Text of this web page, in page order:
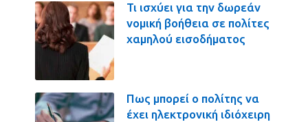
Τι ισχύει για την δωρεάν
νομική βοήθεια σε πολίτες
χαμηλού εισοδήματος
Πως μπορεί ο πολίτης να
έχει ηλεκτρονική ιδιόχειρη